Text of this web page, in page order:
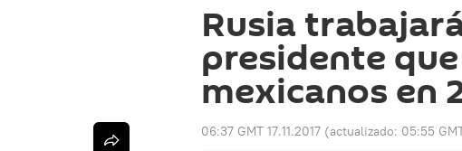
Rusia
presidente
mexicanos en
06:37 GMT 17.11.2017 (actualizado: 05:55